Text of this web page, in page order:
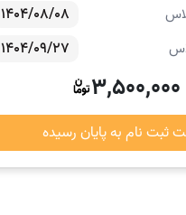
1404/08/08
1404/09/27
3,500,000
ثبت نام به پایان رسیده